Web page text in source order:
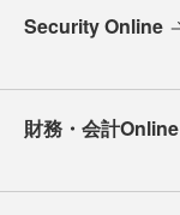
Security Online
財務・会計Online